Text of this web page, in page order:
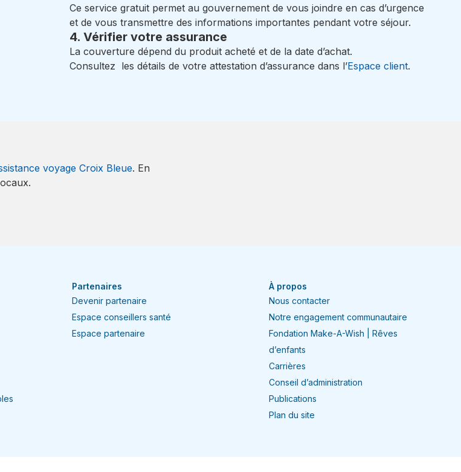
Ce service gratuit permet au gouvernement de vous joindre en cas d’urgence
et de vous transmettre des informations importantes pendant votre séjour.
4. Vérifier votre assurance
La couverture dépend du produit acheté et de la date d’achat.
Consultez les détails de votre attestation d’assurance dans l’Espace client.
voyage Croix Bleue. En
Partenaires
Devenir partenaire
Espace conseillers santé
Espace partenaire
À propos
Nous contacter
Notre engagement communautaire
Fondation Make-A-Wish | Rêves
d’enfants
Carrières
Conseil d’administration
Publications
Plan du site